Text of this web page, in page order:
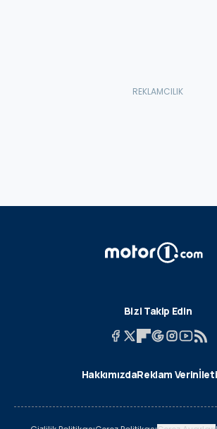
Bizi Takip Edin
HakkımızdaReklam Verin